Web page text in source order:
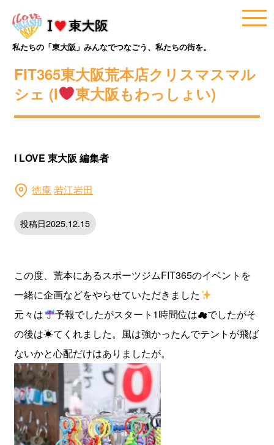
私たちの「東大阪」みんなでつなごう、私たちの街を。
FIT365東大阪荒本店クリスマスマル
シェ (I
東大阪もわっしょい)
I LOVE 東大阪 編集者
徳庵 若江岩田
投稿日2025.12.15
この度、荒本にあるスポーツジムFIT365のイベントを
一緒に企画などをやらせていただきました
元々は
予報でしたがスタート1時間位は☁でしたがそ
の後は☀てくれました。風は強かったんでテントが飛ば
ないかと心配だけはありましたが。